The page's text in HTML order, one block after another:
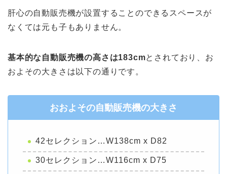
肝心の自動販売機が設置することのできるスペースが
なくては元も子もありません。
基本的な自動販売機の高さは183cmとされており、お
およその大きさは以下の通りです。
おおよその自動販売機の大きさ
42セレクション…W138cm x D82
30セレクション…W116cm x D75